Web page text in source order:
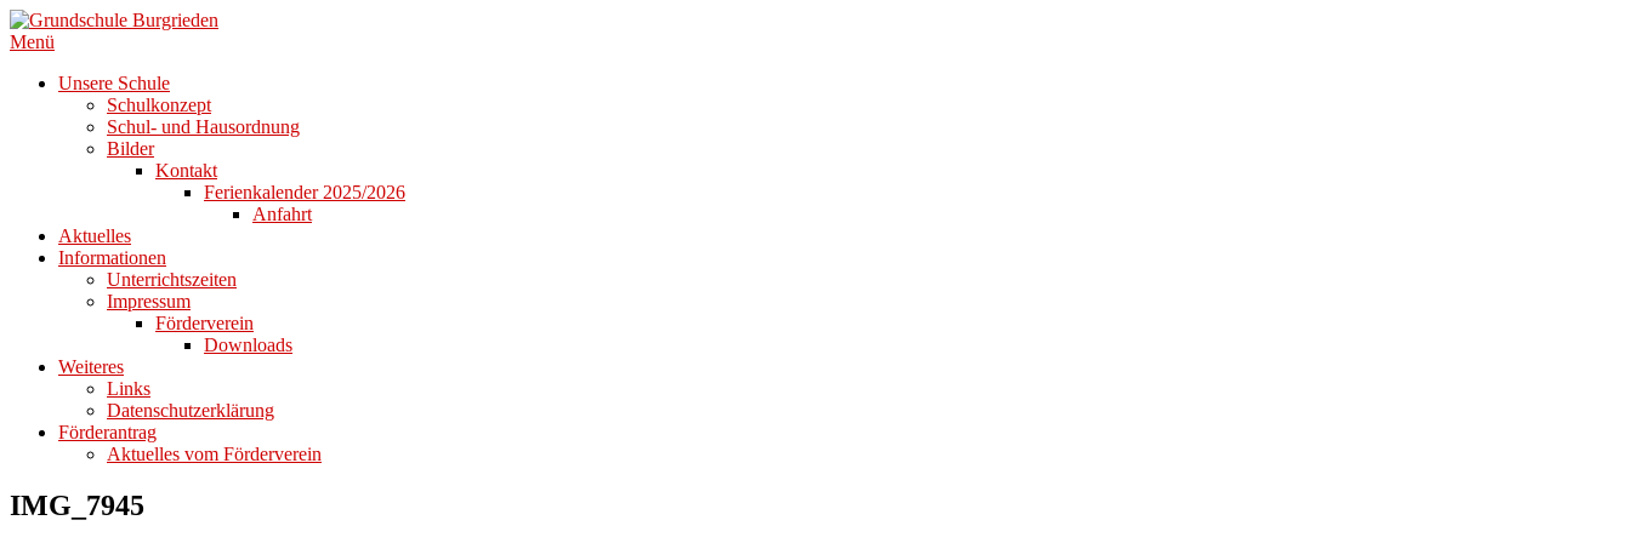
Zum
Inhalt
Menü
Unsere Schule
Schulkonzept
Schul- und Hausordnung
Bilder
Kontakt
Ferienkalender 2025/2026
Anfahrt
Aktuelles
Informationen
Unterrichtszeiten
Impressum
Förderverein
Downloads
Weiteres
Links
Datenschutzerklärung
Förderantrag
Aktuelles vom Förderverein
IMG_7945